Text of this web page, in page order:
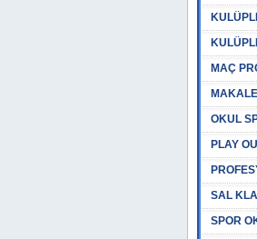
MAÇ
MAKALE
OKUL
PLAY
SAL
SPOR